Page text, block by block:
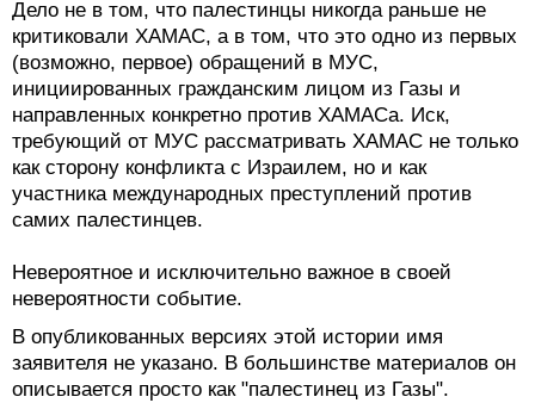
Дело не в том, что палестинцы никогда раньше не
критиковали ХАМАС, а в том, что это одно из первых
(возможно, первое) обращений в МУС,
инициированных гражданским лицом из Газы и
направленных конкретно против ХАМАСа. Иск,
требующий от МУС рассматривать ХАМАС не только
как сторону конфликта с Израилем, но и как
участника международных преступлений против
самих палестинцев.
Невероятное и исключительно важное в своей
невероятности событие.
В опубликованных версиях этой истории имя
заявителя не указано. В большинстве материалов он
описывается просто как "палестинец из Газы".